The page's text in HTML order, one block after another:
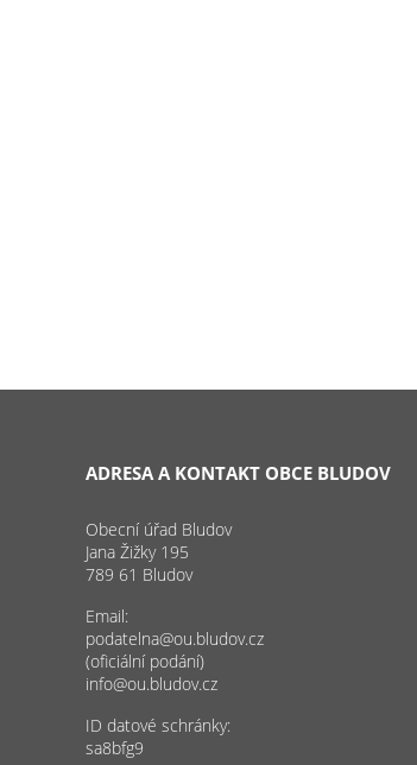
ADRESA A KONTAKT OBCE BLUDOV
Obecní úřad Bludov
Jana Žižky 195
789 61 Bludov
Email:
podatelna@ou.bludov.cz
(oficiální podání)
info@ou.bludov.cz
ID datové schránky:
sa8bfg9